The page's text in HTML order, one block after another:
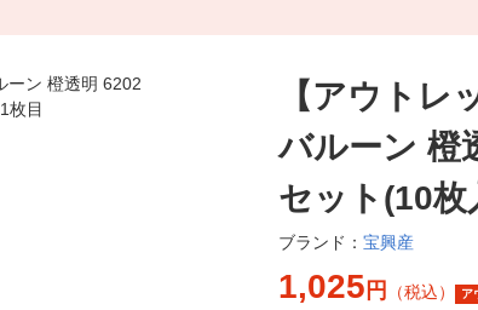
【アウトレ
バルーン 橙
セット(10枚
ブランド： 宝興産
1,025 円 （税込） ア